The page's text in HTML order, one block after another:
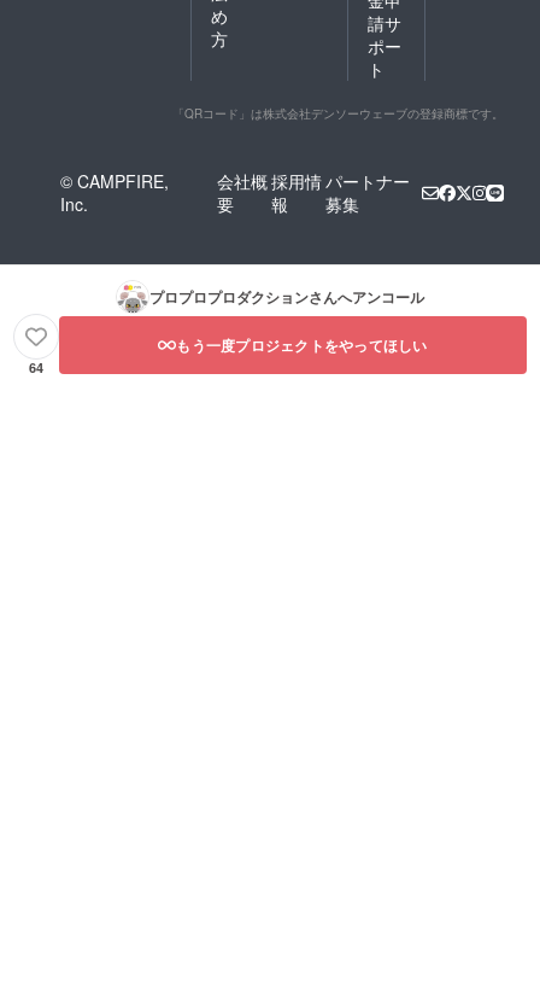
め
方
請サ
ポー
ト
「QRコード」は株式会社デンソーウェーブの登録商標です。
© CAMPFIRE,
Inc.
会社概
要
採用情
報
パートナー
募集
プロプロプロダクションさんへアンコール
64
もう一度プロジェクトをやってほしい